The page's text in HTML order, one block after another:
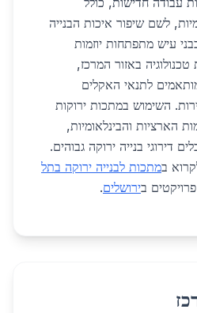
לשם שיפור איכות הבנייה
עיש מתפתחות יוזמות
באזור המרכז,
לתנאי האקלים
השימוש במתכות ירוקות
הארציות והבינלאומיות,
דירוגי בנייה ירוקה גבוהים.
במתכות לבנייה ירוקה בתל
בירושלים.